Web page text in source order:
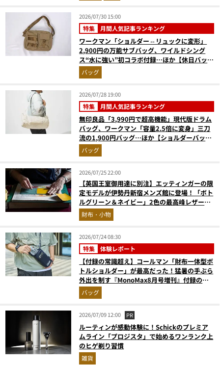
2026/07/30 15:00
特集 月間人気記事ランキング
ワークマン「ショルダー⇔リュックに変形」
2,900円の万能サブバッグ、ワイルドシング
ス“水に強い”初コラボ付録…ほか【休日バッグ
の人気記事ランキングベスト3】（2026年6月
版）
バッグ
2026/07/28 19:00
特集 月間人気記事ランキング
無印良品「3,990円で超高機能」現代版ドラム
バッグ、ワークマン「容量2.5倍に変身」三刀
流の1,900円バッグ…ほか【ショルダーバッグ
の人気記事ランキングベスト3】（2026年6月
版）
バッグ
2026/07/25 22:00
【英国王室御用達に別注】エッティンガーの限
定モデルが伊勢丹新宿メンズ館に登場！「ボト
ルグリーン＆ネイビー」2色の最高峰レザーグ
ッズに注目
財布・小物
2026/07/24 08:30
特集 体験レポート
【付録の常識超え】コールマン「財布一体型ボ
トルショルダー」が最高だった！猛暑の手ぶら
外出を制す『MonoMax8月号増刊』付録の実
力をスタイリストが徹底レポ
バッグ
2026/07/09 12:00 PR
ルーティンが感動体験に！Schickのプレミア
ムライン「プロジスタ」で始めるワンランク上
のヒゲ剃り習慣
雑貨